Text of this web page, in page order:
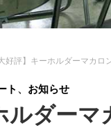
大好評】キーホルダーマカロ
ト 、 お知らせ
ルダー